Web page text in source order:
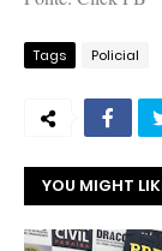
Tags Policial
YOU MIGHT